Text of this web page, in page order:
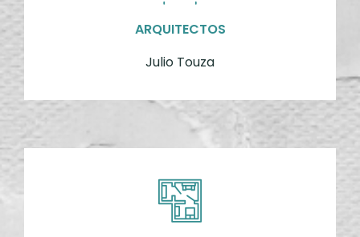
ARQUITECTOS
Julio Touza